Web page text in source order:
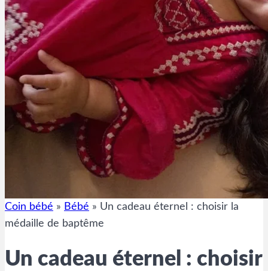
Coin bébé » Bébé » Un cadeau éternel : choisir la
médaille de baptême
Un cadeau éternel : choisir